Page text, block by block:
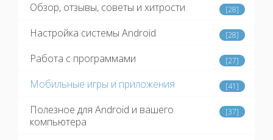
Обзор, отзывы, советы и хитрости [28]
Настройка системы Android [28]
Работа с программами [27]
Мобильные игры и приложения [41]
Полезное для Android и вашего
компьютера
[37]